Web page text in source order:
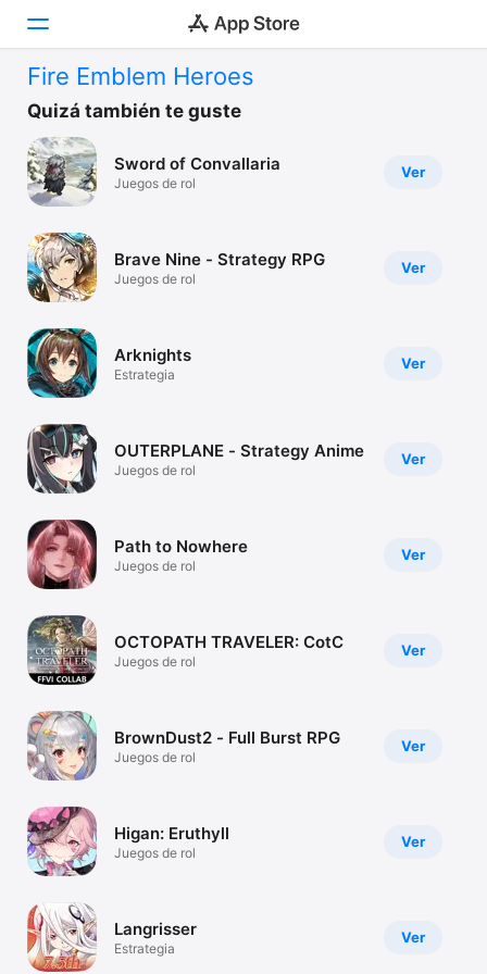
Hoy
Juegos
Apps
Arcade
Buscar
Plataforma
iPhone
iPad
Mac
Watch
TV
Fire Emblem Heroes
Quizá también te guste
Ver
Sword of Convallaria
Juegos de rol
Ver
Brave Nine - Strategy RPG
Juegos de rol
Ver
Arknights
Estrategia
Ver
OUTERPLANE - Strategy Anime
Juegos de rol
Ver
Path to Nowhere
Juegos de rol
Ver
OCTOPATH TRAVELER: CotC
Juegos de rol
Ver
BrownDust2 - Full Burst RPG
Juegos de rol
Ver
Higan: Eruthyll
Juegos de rol
Ver
Langrisser
Estrategia